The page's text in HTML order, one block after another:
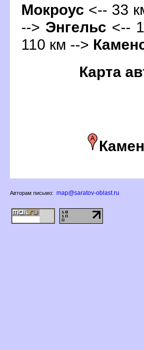
Мокроус <-- 33
--> Энгельс <--
110 км -->
Карта
Авторам письмо: map@saratov-oblast.ru